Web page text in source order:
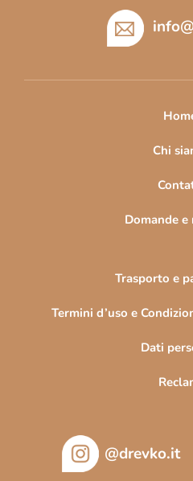
info@
Chi
Domande e
Trasporto e
Termini d’uso e
Dati
@drevko.it